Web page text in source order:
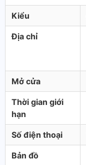
Kiểu
Địa chỉ
Mở cửa
Thời gian giới
hạn
Số điện thoại
Bản đồ